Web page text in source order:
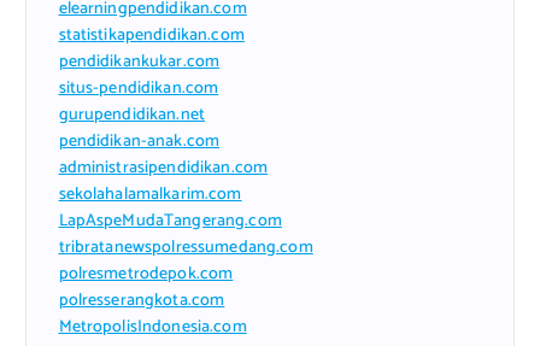
elearningpendidikan.com
statistikapendidikan.com
pendidikankukar.com
situs-pendidikan.com
gurupendidikan.net
pendidikan-anak.com
administrasipendidikan.com
sekolahalamalkarim.com
LapAspeMudaTangerang.com
tribratanewspolressumedang.com
polresmetrodepok.com
polresserangkota.com
MetropolisIndonesia.com